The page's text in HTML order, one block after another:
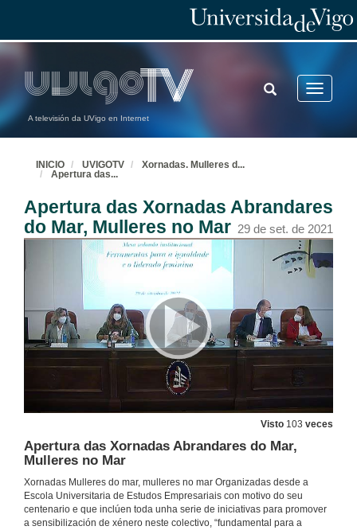
A televisión da UVigo en Internet
Toggle
TOGGLE
SEARCH
INICIO UVIGOTV Xornadas. Mulleres d...
Apertura das...
Apertura das Xornadas Abrandares
do Mar, Mulleres no Mar 29 de set. de 2021
Visto 103 veces
Apertura das Xornadas Abrandares do Mar,
Mulleres no Mar
Xornadas Mulleres do mar, mulleres no mar Organizadas desde a
Escola Universitaria de Estudos Empresariais con motivo do seu
centenario e que inclúen toda unha serie de iniciativas para promover
a sensibilización de xénero neste colectivo, “fundamental para a